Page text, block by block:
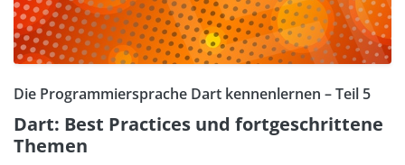
Die Programmiersprache Dart kennenlernen – Teil 5
Dart: Best Practices und fortgeschrittene
Themen